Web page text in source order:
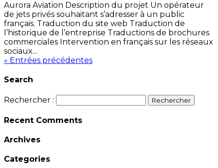
Aurora Aviation Description du projet Un opérateur
de jets privés souhaitant s’adresser à un public
français. Traduction du site web Traduction de
l’historique de l’entreprise Traductions de brochures
commerciales Intervention en français sur les réseaux
sociaux...
« Entrées précédentes
Search
Rechercher :
Recent Comments
Archives
Categories